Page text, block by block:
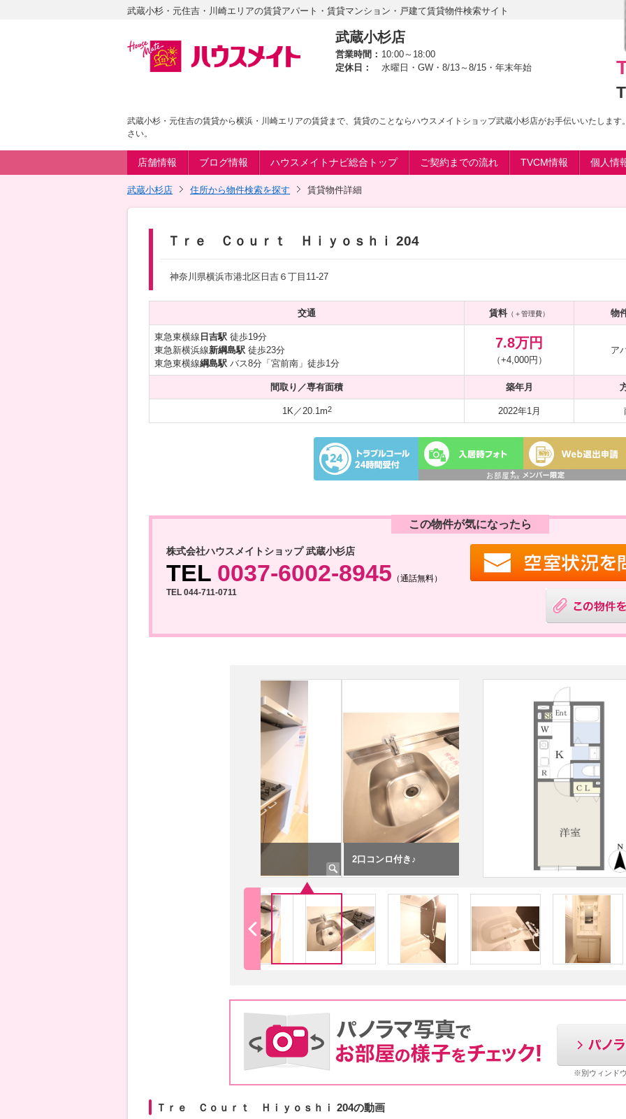
武蔵小杉・元住吉・川崎エリアの賃貸アパート・賃貸マンション・戸建て賃貸物件検索サイト
武蔵小杉店
営業時間： 10:00～18:00
定休日：
水曜日・GW・8/13～8/15・年末年始
武蔵小杉・元住吉の賃貸から横浜・川崎エリアの賃貸まで、賃貸のことならハウスメイトショップ武蔵小杉店がお手伝いいたしま
さい。
店舗情報 ブログ情報 ハウスメイトナビ総合トップ ご契約までの流れ TVCM情報 個人情
武蔵小杉店 住所から物件検索を探す 賃貸物件詳細
Ｔｒｅ Ｃｏｕｒｔ Ｈｉｙｏｓｈｉ 204
神奈川県横浜市港北区日吉６丁目11-27
交通 賃料（＋管理費） 物
東急東横線 日吉駅 徒歩19分
東急新横浜線新綱島駅 徒歩23分
東急東横線綱島駅 バス8分「宮前南」徒歩1分
7.8万円
（+4,000円）
ア
間取り／専有面積 築年月
1K／20.1m2 2022年1月
この物件が気になったら
株式会社ハウスメイトショップ 武蔵小杉店
TEL 0037-6002-8945 （通話無料）
TEL 044-711-0711
※別ウィンド
Ｔｒｅ Ｃｏｕｒｔ Ｈｉｙｏｓｈｉ 204の動画